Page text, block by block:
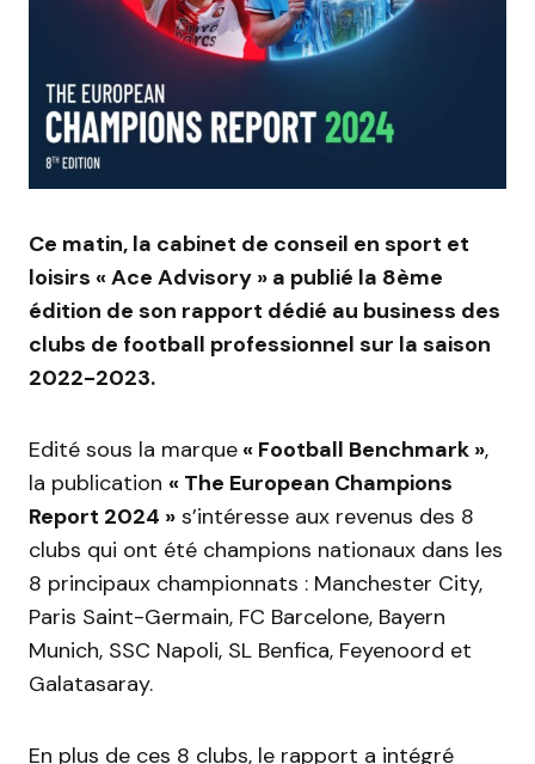
Ce matin, la cabinet de conseil en sport et
loisirs « Ace Advisory » a publié la 8ème
édition de son rapport dédié au business des
clubs de football professionnel sur la saison
2022-2023.
Edité sous la marque « Football Benchmark »,
la publication « The European Champions
Report 2024 » s’intéresse aux revenus des 8
clubs qui ont été champions nationaux dans les
8 principaux championnats : Manchester City,
Paris Saint-Germain, FC Barcelone, Bayern
Munich, SSC Napoli, SL Benfica, Feyenoord et
Galatasaray.
En plus de ces 8 clubs, le rapport a intégré